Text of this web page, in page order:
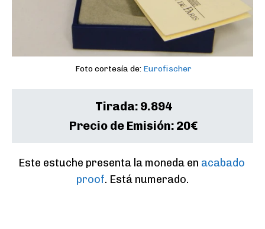
Foto cortesía de: Eurofischer
Tirada: 9.894
Precio de Emisión: 20€
Este estuche presenta la moneda en acabado
proof. Está numerado.